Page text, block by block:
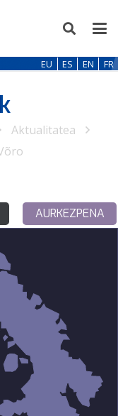
EU ES EN FR
Aktualitatea
AURKEZPENA